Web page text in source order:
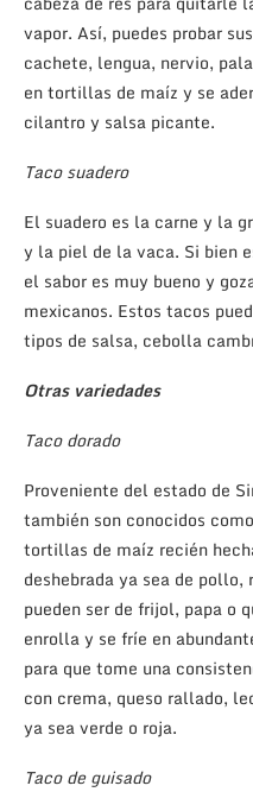
vapor. Así, puedes probar
cachete, len­gua, nervio,
en tortillas de maíz y se
cilantro y salsa picante.
Taco suadero
El suadero es la carne y la
y la piel de la vaca. Si bien
el sabor es muy bueno y
mexicanos. Estos tacos
tipos de salsa, cebolla
Otras variedades
Taco dorado
Proveniente del estado de
también son conocidos
tortillas de maíz recién
deshebrada ya sea de
pueden ser de frijol, papa o
enrolla y se fríe en
para que tome una
con crema, queso rallado,
ya sea verde o roja.
Taco de guisado